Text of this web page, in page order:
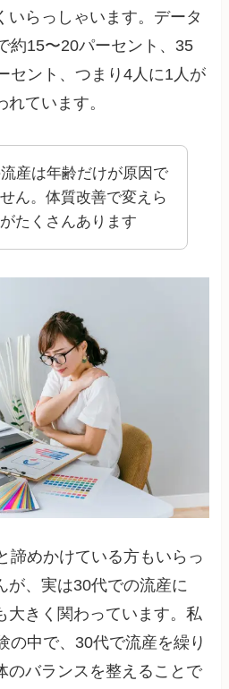
いらっしゃいます。データ
約15〜20パーセント、35
セント、つまり4人に1人が
ています。
産は年齢だけが原因で
ん。体質改善で変えら
たくさんあります
諦めかけている方もいらっ
が、実は30代での流産に
大きく関わっています。私
の中で、30代で流産を繰り
のバランスを整えることで